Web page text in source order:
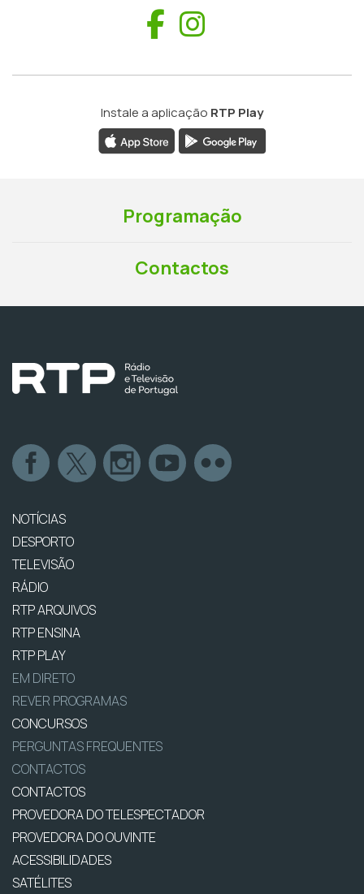
Facebook
Instale a aplicação RTP Play
Programação
Contactos
NOTÍCIAS
DESPORTO
TELEVISÃO
RÁDIO
RTP ARQUIVOS
RTP ENSINA
RTP PLAY
EM DIRETO
REVER PROGRAMAS
CONCURSOS
PERGUNTAS FREQUENTES
CONTACTOS
CONTACTOS
PROVEDORA DO TELESPECTADOR
PROVEDORA DO OUVINTE
ACESSIBILIDADES
SATÉLITES